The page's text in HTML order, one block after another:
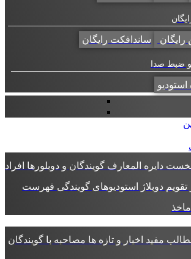
ساندافکت رایگان
صدا
المعارفگویندگان و دوبلورهاافراد
دوبلاژاستودیوهای گویندگیفهرست
مفیداخبار و تازه ها مصاحبه با گویندگان